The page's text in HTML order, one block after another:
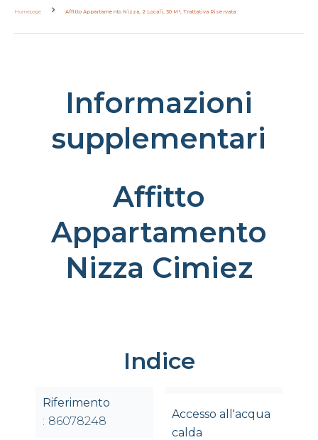
Homepage Affitto Appartamento Nizza, 2 Locali, 30 M², Trattativa Riservata
Informazioni
supplementari
Affitto
Appartamento
Nizza Cimiez
Indice
Riferimento
86078248
Accesso all'acqua
calda